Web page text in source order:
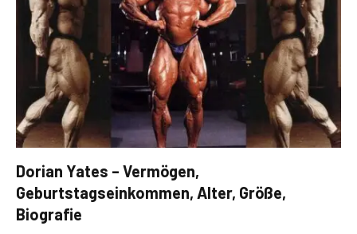
Dorian Yates – Vermögen,
Geburtstagseinkommen, Alter, Größe,
Biografie